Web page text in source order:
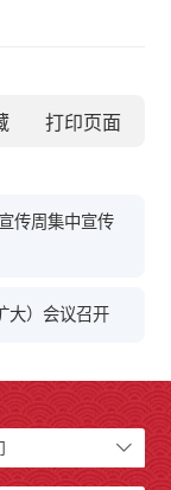
传周集中宣传
大）会议召开